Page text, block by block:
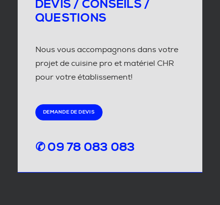
DEVIS / CONSEILS /
QUESTIONS
Nous vous accompagnons dans votre
projet de cuisine pro et matériel CHR
pour votre établissement!
DEMANDE DE DEVIS
✆ 09 78 083 083